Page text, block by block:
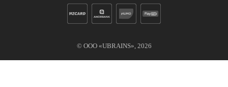
© ООО «UBRAINS», 2026